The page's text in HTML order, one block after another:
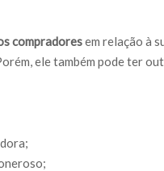
compradoresem relação à
ele também pode ter